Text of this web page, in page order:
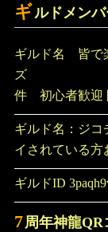
ギルドメン
ギルド名 皆で
ズ ギル
件 初心者歓迎
ギルド名：ジコ
イされている方
ギルドID
7 周年神龍